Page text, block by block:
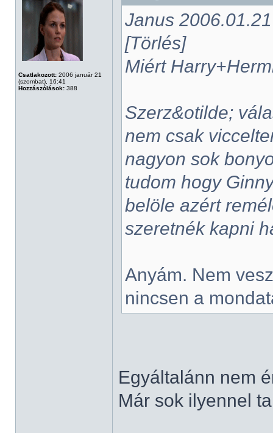
Csatlakozott: 2006 január 21
(szombat), 16:41
Hozzászólások: 388
Janus
[Törlés]
Miért
Szerz&otilde;
nem csak
nagyon sok
tudom hogy
belöle azért
szeretnék kapni
Anyám. Nem
nincsen a
Egyáltalánn nem
Már sok ilyennel